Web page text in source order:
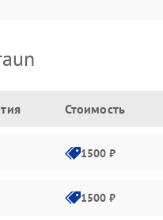
Стоимость
1500 ₽
1500 ₽